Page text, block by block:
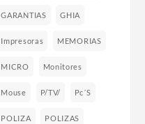
GARANTIAS GHIA
Impresoras MEMORIAS
MICRO Monitores
Mouse P/TV/ Pc´s
POLIZA POLIZAS